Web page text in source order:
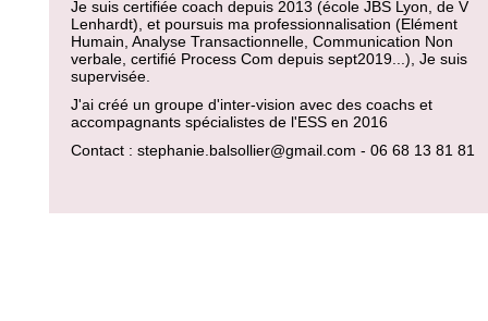
Je suis certifiée coach depuis 2013 (école JBS Lyon, de V
Lenhardt), et poursuis ma professionnalisation (Elément
Humain, Analyse Transactionnelle, Communication Non
verbale, certifié Process Com depuis sept2019...), Je suis
supervisée.
J'ai créé un groupe d'inter-vision avec des coachs et
accompagnants spécialistes de l'ESS en 2016
Contact : stephanie.balsollier@gmail.com - 06 68 13 81 81